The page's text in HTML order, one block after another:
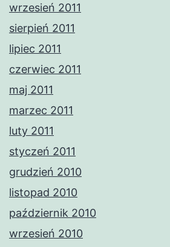
wrzesień 2011
sierpień 2011
lipiec 2011
czerwiec 2011
maj 2011
marzec 2011
luty 2011
styczeń 2011
grudzień 2010
listopad 2010
październik 2010
wrzesień 2010